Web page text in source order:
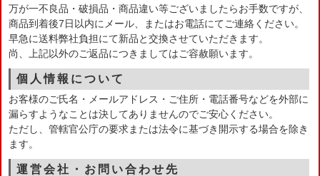
万が一不良品・破損品・商品違い等ございましたらお手数ですが、
商品到着後7日以内にメール、またはお電話にてご連絡ください。
早急に送料弊社負担にて新品と交換させていただきます。
尚、上記以外のご返品につきましてはご容赦願います。
個人情報について
お客様のご氏名・メールアドレス・ご住所・電話番号などを外部に
漏らすようなことは決してありませんのでご安心ください。
ただし、管轄官公庁の要求または法令に基づき開示する場合を除き
ます。
運営会社・お問い合わせ先